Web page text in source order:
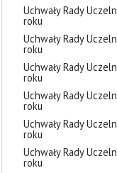
Uchwały Rady
roku
Uchwały Rady
roku
Uchwały Rady
roku
Uchwały Rady
roku
Uchwały Rady
roku
Uchwały Rady
roku